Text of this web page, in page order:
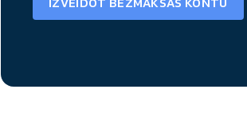
IZVEIDOT BEZMAKSAS KONTU